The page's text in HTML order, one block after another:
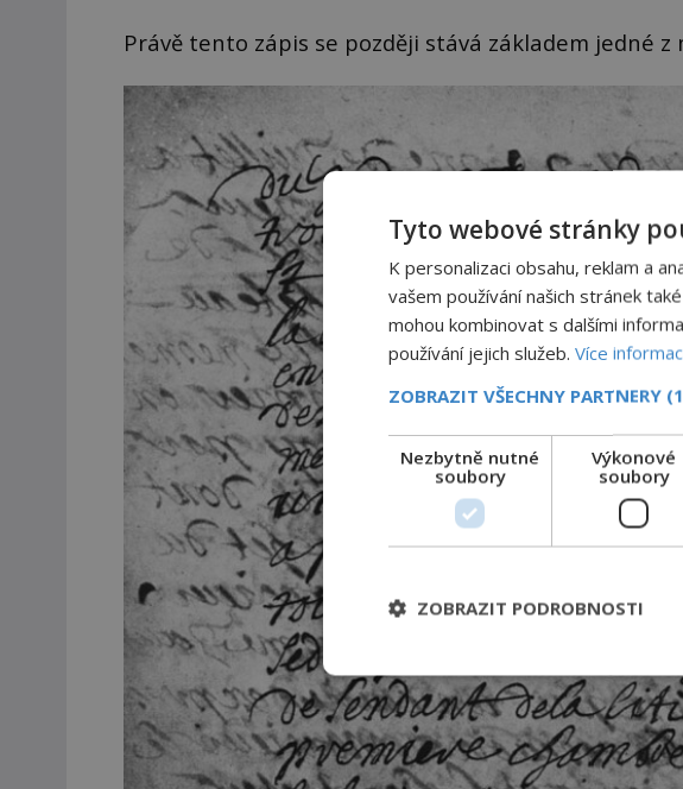
Právě tento zápis se později stává základem jedné
Tyto webové stránky
K personalizaci obsahu, reklam a
vašem používání našich stránek
mohou kombinovat s dalšími
používání jejich služeb. Více
ZOBRAZIT VŠECHNY PARTNERY
Nezbytně nutné
soubory
Výkonové
soubory
ZOBRAZIT PODROBNOSTI